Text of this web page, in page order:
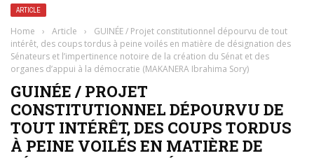
ARTICLE
Home › Article ›
GUINÉE / Projet constitutionnel dépourvu de tout
intérêt, des coups tordus à peine voilés en matière de désignation des
Sénateurs et l’impertinence notoire de la création du Sénat et des
organes d’appui à la démocratie (MAKANERA Ibrahima Sory)
GUINÉE / PROJET
CONSTITUTIONNEL DÉPOURVU DE
TOUT INTÉRÊT, DES COUPS TORDUS
À PEINE VOILÉS EN MATIÈRE DE